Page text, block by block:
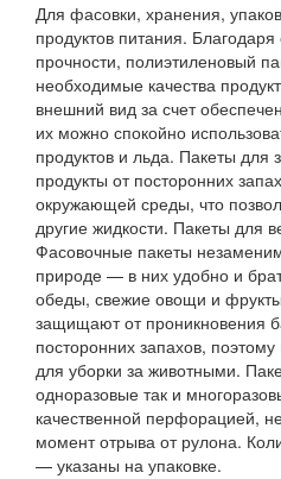
Для фасовки, хранения,
продуктов питания.
прочности, полиэтиленовый
необходимые качества
внешний вид за счет
их можно спокойно
продуктов и льда. Пакеты для
продукты от посторонних
окружающей среды, что
другие жидкости. Пакеты для
Фасовочные пакеты
природе — в них удобно и
обеды, свежие овощи и
защищают от проникновения
посторонних запахов,
для уборки за животными.
одноразовые так и
качественной перфорацией,
момент отрыва от рулона.
— указаны на упаковке.